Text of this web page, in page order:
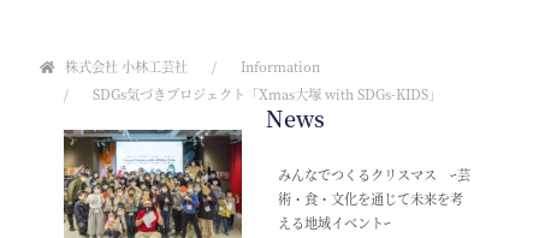
株式会社 小林工芸社
Information
SDGs気づきプロジェクト「Xmas大塚 with SDGs-KIDS」
News
みんなでつくるクリスマス ｰ芸
術・食・文化を通じて未来を考
える地域イベントｰ